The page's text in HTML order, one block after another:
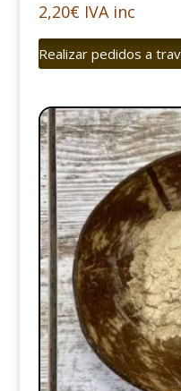
2,20€ IVA inc
Realizar pedidos a